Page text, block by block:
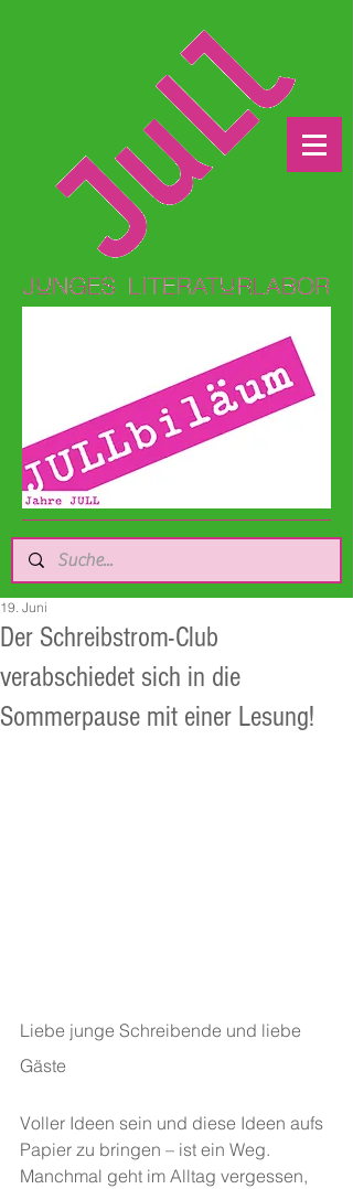
Der Schreibstrom-Club
verabschiedet sich in die
Sommerpause mit einer Lesung!
19. Juni
Liebe junge Schreibende und liebe
Gäste
Voller Ideen sein und diese Ideen aufs
Papier zu bringen – ist ein Weg.
Manchmal geht im Alltag vergessen,